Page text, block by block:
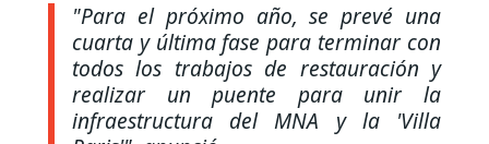
"Para el próximo año, se prevé una
cuarta y última fase para terminar con
todos los trabajos de restauración y
realizar un puente para unir la
infraestructura del MNA y la 'Villa